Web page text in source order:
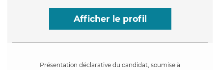
Afficher le profil
Présentation déclarative du candidat, soumise à